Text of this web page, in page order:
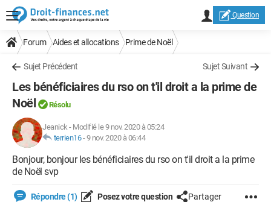
Question
Forum Aides et allocations Prime de Noël
Sujet Précédent Sujet Suivant
Les bénéficiaires du rso on t'il droit a la prime de
Noël
Résolu
Jeanick- Modifié le 9 nov. 2020 à 05:24
terrien16-9 nov. 2020 à 06:44
Bonjour, bonjour les bénéficiaires du rso on t'il droit a la prime
de Noël svp
Répondre (1) Posez votre question Partager